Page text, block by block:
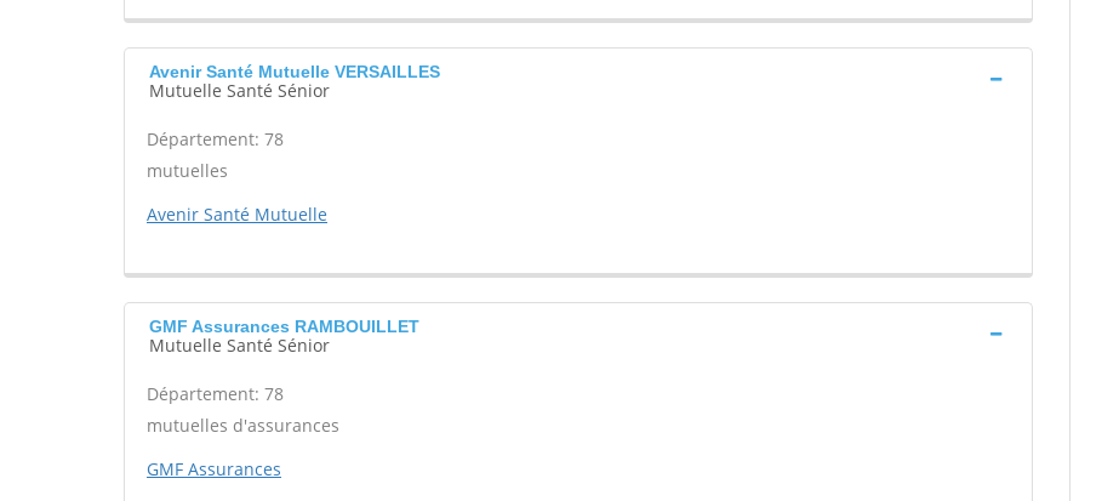
Avenir Santé Mutuelle VERSAILLES
Mutuelle Santé Sénior
Département: 78
mutuelles
Avenir Santé Mutuelle
GMF Assurances RAMBOUILLET
Mutuelle Santé Sénior
Département: 78
mutuelles d'assurances
GMF Assurances